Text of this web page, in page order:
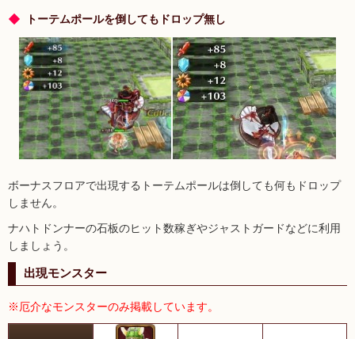
トーテムポールを倒してもドロップ無し
ボーナスフロアで出現するトーテムポールは倒しても何もドロップ
しません。
ナハトドンナーの石板のヒット数稼ぎやジャストガードなどに利用
しましょう。
出現モンスター
※厄介なモンスターのみ掲載しています。